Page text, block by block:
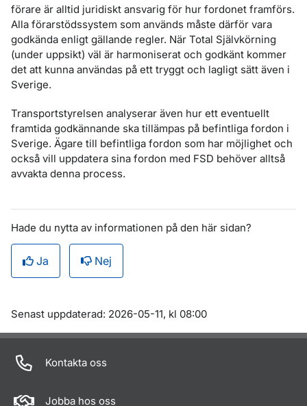
förare är alltid juridiskt ansvarig för hur fordonet framförs.
Alla förarstödssystem som används måste därför vara
godkända enligt gällande regler. När Total Självkörning
(under uppsikt) väl är harmoniserat och godkänt kommer
det att kunna användas på ett tryggt och lagligt sätt även i
Sverige.
Transportstyrelsen analyserar även hur ett eventuellt
framtida godkännande ska tillämpas på befintliga fordon i
Sverige. Ägare till befintliga fordon som har möjlighet och
också vill uppdatera sina fordon med FSD behöver alltså
avvakta denna process.
Hade du nytta av informationen på den här sidan?
Ja Nej
Om sidan
Senast uppdaterad: 2026-05-11, kl 08:00
Kontakta oss
Jobba hos oss